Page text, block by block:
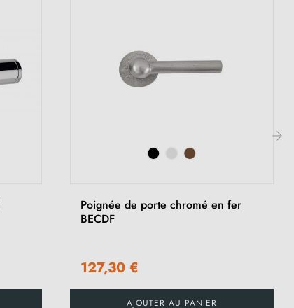
Poignée de porte chromé en fer
BECDF
127,30 €
AJOUTER AU PANIER